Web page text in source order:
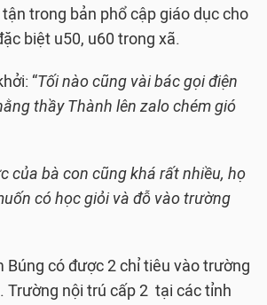
trong bản phổ cập giáo dục cho
biệt u50, u60 trong xã.
“Tối nào cũng vài bác gọi điện
thầy Thành lên zalo chém gió
của bà con cũng khá rất nhiều, họ
có học giỏi và đỗ vào trường
Búng có được 2 chỉ tiêu vào trường
Trường nội trú cấp 2 tại các tỉnh